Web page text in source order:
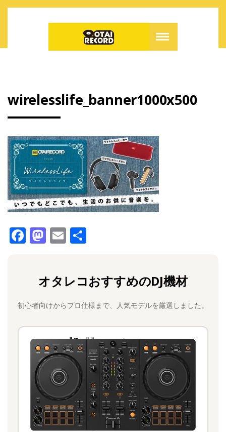
wirelesslife_banner1000x500
F
b
o
o
k
M
o
d
o
n
E
l
オタレコおすすめのDJ機材
初心者向けからプロ仕様まで、人気モデルを厳選しました。